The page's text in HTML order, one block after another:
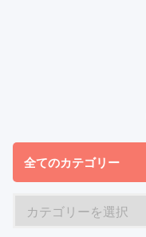
全てのカテゴリー